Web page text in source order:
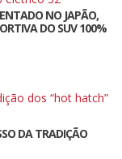
NO JAPÃO,
DO SUV 100%
DA TRADIÇÃO